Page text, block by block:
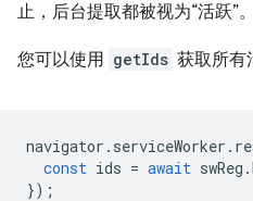
止，后台提取都被视为“活跃”。
您可以使用 getIds 获取所有
navigator . serviceWorker .
const ids = await swReg .
});